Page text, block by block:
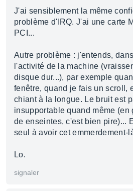
J'ai sensiblement la même
problème d'IRQ. J'ai une carte
PCI...
Autre problème : j'entends,
l'activité de la machine
disque dur...), par exemple
fenêtre, quand je fais un scroll,
chiant à la longue. Le bruit est
insupportable quand même (en
de enseintes, c'est bien pire)...
seul à avoir cet emmerdement-
Lo.
signaler